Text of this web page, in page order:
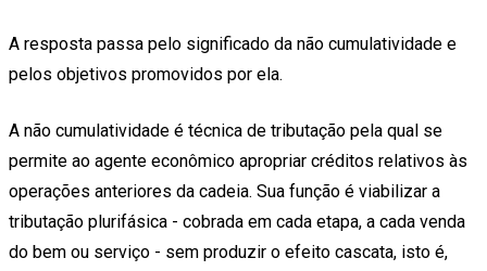
A resposta passa pelo significado da não cumulatividade e
pelos objetivos promovidos por ela.
A não cumulatividade é técnica de tributação pela qual se
permite ao agente econômico apropriar créditos relativos às
operações anteriores da cadeia. Sua função é viabilizar a
tributação plurifásica - cobrada em cada etapa, a cada venda
do bem ou serviço - sem produzir o efeito cascata, isto é,